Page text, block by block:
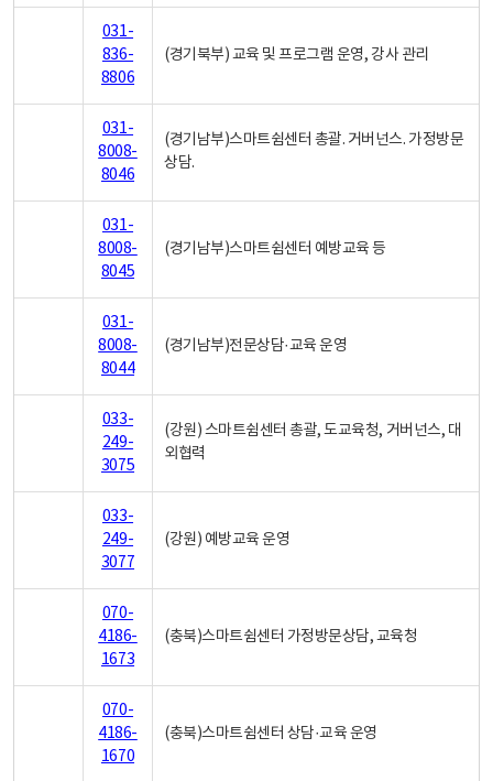
031-
836-
8806
(경기북부) 교육 및 프로그램 운영, 강사 관리
031-
8008-
8046
(경기남부)스마트쉼센터 총괄. 거버넌스. 가정방문
상담.
031-
8008-
8045
(경기남부)스마트쉼센터 예방교육 등
031-
8008-
8044
(경기남부)전문상담·교육 운영
033-
249-
3075
(강원) 스마트쉼센터 총괄, 도교육청, 거버넌스, 대
외협력
033-
249-
3077
(강원) 예방교육 운영
070-
4186-
1673
(충북)스마트쉼센터 가정방문상담, 교육청
070-
4186-
1670
(충북)스마트쉼센터 상담·교육 운영